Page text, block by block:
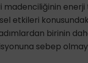
enerji
etkileri
birinin
sebep